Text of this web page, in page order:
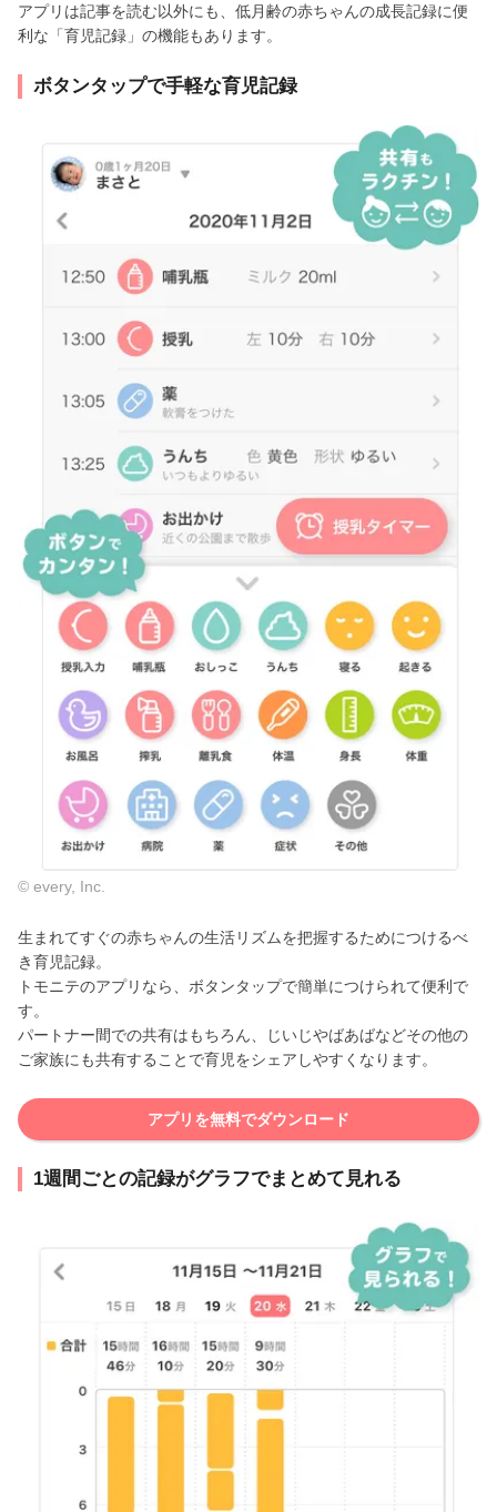
アプリは記事を読む以外にも、低月齢の赤ちゃんの成長記録に便
利な「育児記録」の機能もあります。
ボタンタップで手軽な育児記録
© every, Inc.
生まれてすぐの赤ちゃんの生活リズムを把握するためにつけるべ
き育児記録。
トモニテのアプリなら、ボタンタップで簡単につけられて便利で
す。
パートナー間での共有はもちろん、じいじやばあばなどその他の
ご家族にも共有することで育児をシェアしやすくなります。
アプリを無料でダウンロード
1週間ごとの記録がグラフでまとめて見れる